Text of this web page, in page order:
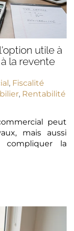
utile à
la revente
, Fiscalité
, Rentabilité
peut
mais aussi
compliquer la